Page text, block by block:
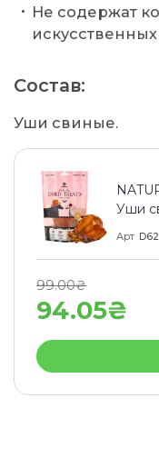
Не содержат
Состав:
Уши свиные.
Уши
Арт
94.05₴
99.00₴